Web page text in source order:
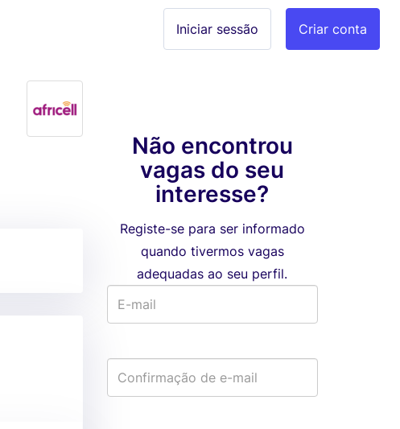
Criar conta
Iniciar sessão
Não encontrou
vagas do seu
interesse?
Registe-se para ser informado
quando tivermos vagas
adequadas ao seu perfil.